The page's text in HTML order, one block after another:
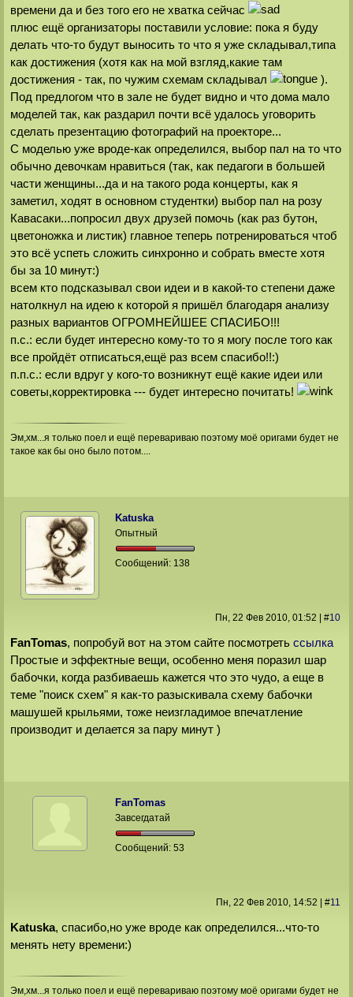
времени да и без того его не хватка сейчас
плюс ещё организаторы поставили условие: пока я буду
делать что-то будут выносить то что я уже складывал,типа
как достижения (хотя как на мой взгляд,какие там
достижения - так, по чужим схемам складывал
).
Под предлогом что в зале не будет видно и что дома мало
моделей так, как раздарил почти всё удалось уговорить
сделать презентацию фотографий на проекторе...
С моделью уже вроде-как определился, выбор пал на то что
обычно девочкам нравиться (так, как педагоги в большей
части женщины...да и на такого рода концерты, как я
заметил, ходят в основном студентки) выбор пал на розу
Кавасаки...попросил двух друзей помочь (как раз бутон,
цветоножка и листик) главное теперь потренироваться чтоб
это всё успеть сложить синхронно и собрать вместе хотя
бы за 10 минут:)
всем кто подсказывал свои идеи и в какой-то степени даже
натолкнул на идею к которой я пришёл благодаря анализу
разных вариантов ОГРОМНЕЙШЕЕ СПАСИБО!!!
п.с.: если будет интересно кому-то то я могу после того как
все пройдёт отписаться,ещё раз всем спасибо!!:)
п.п.с.: если вдруг у кого-то возникнут ещё какие идеи или
советы,корректировка --- будет интересно почитать!
Эм,хм...я только поел и ещё перевариваю поэтому моё оригами будет не
такое как бы оно было потом....
Katuska
Опытный
Сообщений: 138
Пн, 22 Фев 2010, 01:52 #10
FanTomas, попробуй вот на этом сайте посмотреть ссылка
Простые и эффектные вещи, особенно меня поразил шар
бабочки, когда разбиваешь кажется что это чудо, а еще в
теме "поиск схем" я как-то разыскивала схему бабочки
машушей крыльями, тоже неизгладимое впечатление
производит и делается за пару минут )
FanTomas
Завсегдатай
Сообщений:53
Пн, 22 Фев 2010, 14:52 #11
Katuska, спасибо,но уже вроде как определился...что-то
менять нету времени:)
Эм,хм...я только поел и ещё перевариваю поэтому моё оригами будет не